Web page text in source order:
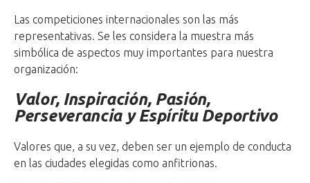
Las competiciones internacionales son las más
representativas. Se les considera la muestra más
simbólica de aspectos muy importantes para nuestra
organización:
Valor, Inspiración, Pasión,
Perseverancia y Espíritu Deportivo
Valores que, a su vez, deben ser un ejemplo de conducta
en las ciudades elegidas como anfitrionas.